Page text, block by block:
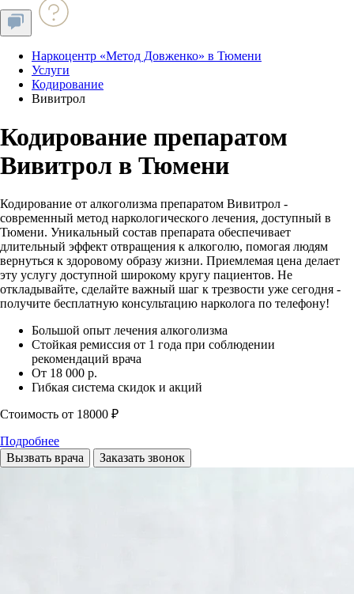
Наркоцентр «Метод Довженко» в Тюмени
Услуги
Кодирование
Вивитрол
Кодирование препаратом
Вивитрол в Тюмени
Кодирование от алкоголизма препаратом Вивитрол -
современный метод наркологического лечения, доступный в
Тюмени. Уникальный состав препарата обеспечивает
длительный эффект отвращения к алкоголю, помогая людям
вернуться к здоровому образу жизни. Приемлемая цена делает
эту услугу доступной широкому кругу пациентов. Не
откладывайте, сделайте важный шаг к трезвости уже сегодня -
получите бесплатную консультацию нарколога по телефону!
Большой опыт лечения алкоголизма
Стойкая ремиссия от 1 года при соблюдении
рекомендаций врача
От 18 000 р.
Гибкая система скидок и акций
Стоимость от 18000 ₽
Подробнее
Вызвать врача
Заказать звонок